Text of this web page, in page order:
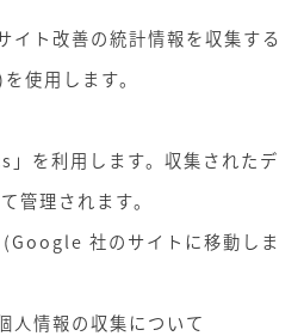
改善の統計情報を収集する
使用します。
利用します。収集されたデ
管理されます。
社のサイトに移動しま
人情報の収集について